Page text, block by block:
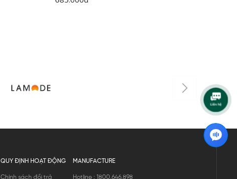
QUY ĐỊNH HOẠT ĐỘNG
Chính sách đổi trả
MANUFACTURE
Hotline : 1800.646.898